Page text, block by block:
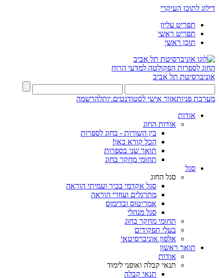
דילוג לתוכן העיקרי
תפריט עליון
תפריט ראשי
תוכן ראשי
החוג לספרות הפקולטה למדעי הרוח
אוניברסיטת תל אביב
מערכת פניותאזור אישי לסטודנטים.יותלהרשמה
אודות
אודות החוג
בין השורות - בחוג לספרות
הכל קורא כאן!
תואר שני בספרות
תחומי מחקר בחוג
סגל
סגל החוג
סגל אקדמי בכיר ועמיתי הוראה
מתרגלים ועוזרי הוראה
אמריטוס ובדימוס
סגל מנהלי
תחומי מחקר בחוג
בעלי תפקידים
אלפון אוניברסיטאי
תואר ראשון
אודות
תנאי קבלה ואופני לימוד
תנאי קבלה